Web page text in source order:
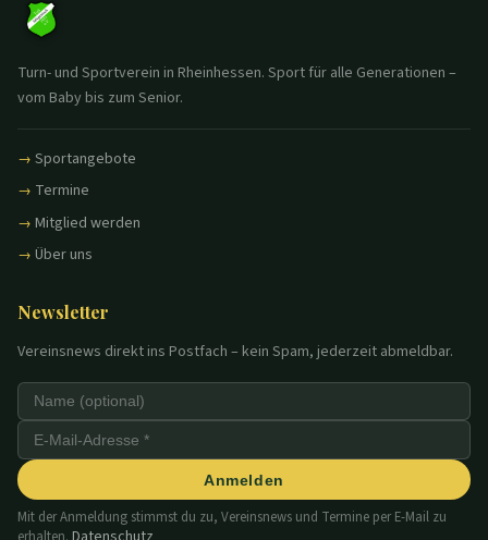
Turn- und Sportverein in Rheinhessen. Sport für alle Generationen –
vom Baby bis zum Senior.
Sportangebote
Termine
Mitglied werden
Über uns
Newsletter
Vereinsnews direkt ins Postfach – kein Spam, jederzeit abmeldbar.
Anmelden
Mit der Anmeldung stimmst du zu, Vereinsnews und Termine per E-Mail zu